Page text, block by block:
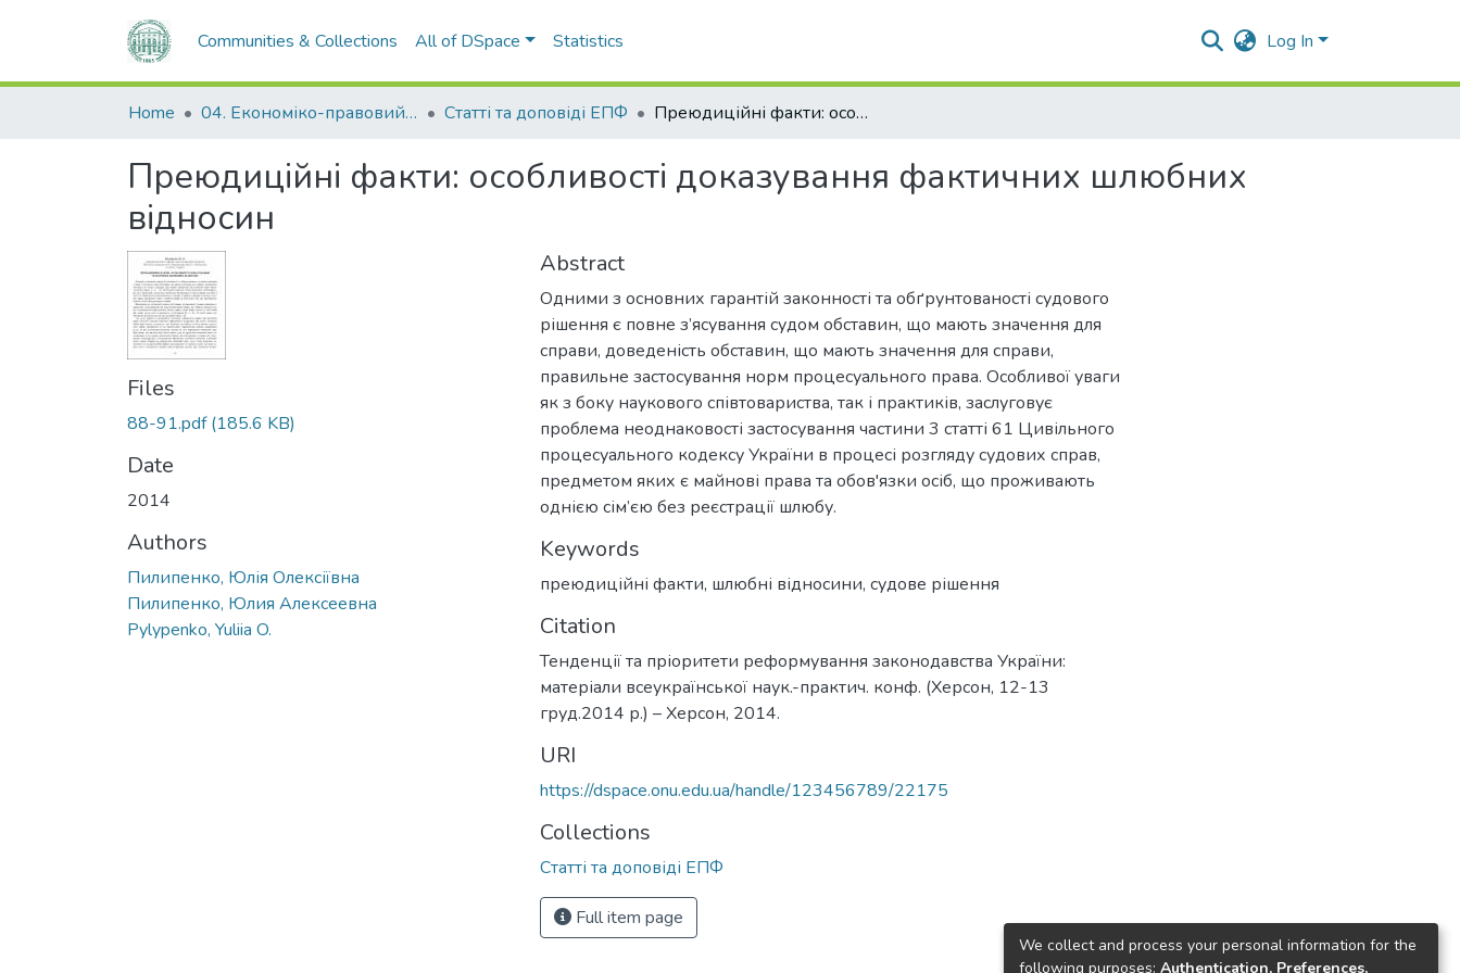
Communities & Collections All of DSpace Statistics Log In
Home 04. Економіко-правовий факультет Статті та доповіді ЕПФ Преюдиційні факти: особливості доказування фактичних шлюбних відносин
Преюдиційні факти: особливості доказування фактичних шлюбних
відносин
Files
88-91.pdf(185.6 KB)
Date
2014
Authors
Пилипенко, Юлія Олексіївна
Пилипенко, Юлия Алексеевна
Pylypenko, Yuliia O.
Abstract
Одними з основних гарантій законності та обґрунтованості судового
рішення є повне з’ясування судом обставин, що мають значення для
справи, доведеність обставин, що мають значення для справи,
правильне застосування норм процесуального права. Особливої уваги
як з боку наукового співтовариства, так і практиків, заслуговує
проблема неоднаковості застосування частини 3 статті 61 Цивільного
процесуального кодексу України в процесі розгляду судових справ,
предметом яких є майнові права та обов'язки осіб, що проживають
однією сім’єю без реєстрації шлюбу.
Keywords
преюдиційні факти, шлюбні відносини, судове рішення
Citation
Тенденції та пріоритети реформування законодавства України:
матеріали всеукраїнської наук.-практич. конф. (Херсон, 12-13
груд.2014 р.) – Херсон, 2014.
URI
https://dspace.onu.edu.ua/handle/123456789/22175
Collections
Статті та доповіді ЕПФ
Full item page
We collect and process your personal information for the
following purposes: Authentication, Preferences,